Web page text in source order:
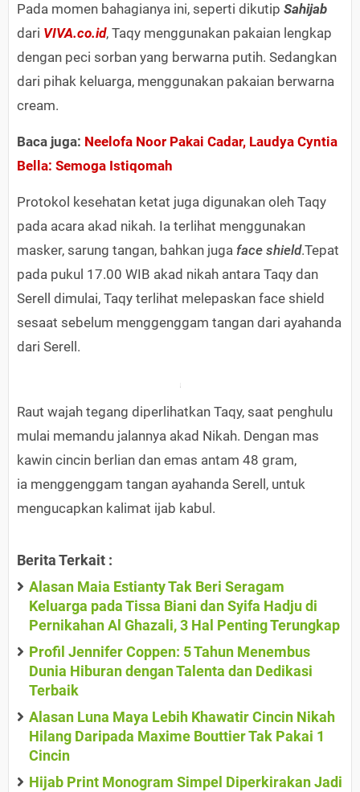
Pada momen bahagianya ini, seperti dikutip Sahijab
dari VIVA.co.id, Taqy menggunakan pakaian lengkap
dengan peci sorban yang berwarna putih. Sedangkan
dari pihak keluarga, menggunakan pakaian berwarna
cream.
Baca juga: Neelofa Noor Pakai Cadar, Laudya Cyntia
Bella: Semoga Istiqomah
Protokol kesehatan ketat juga digunakan oleh Taqy
pada acara akad nikah. Ia terlihat menggunakan
masker, sarung tangan, bahkan juga face shield.Tepat
pada pukul 17.00 WIB akad nikah antara Taqy dan
Serell dimulai, Taqy terlihat melepaskan face shield
sesaat sebelum menggenggam tangan dari ayahanda
dari Serell.
Raut wajah tegang diperlihatkan Taqy, saat penghulu
mulai memandu jalannya akad Nikah. Dengan mas
kawin cincin berlian dan emas antam 48 gram,
ia menggenggam tangan ayahanda Serell, untuk
mengucapkan kalimat ijab kabul.
Berita Terkait :
Alasan Maia Estianty Tak Beri Seragam
Keluarga pada Tissa Biani dan Syifa Hadju di
Pernikahan Al Ghazali, 3 Hal Penting Terungkap
Profil Jennifer Coppen: 5 Tahun Menembus
Dunia Hiburan dengan Talenta dan Dedikasi
Terbaik
Alasan Luna Maya Lebih Khawatir Cincin Nikah
Hilang Daripada Maxime Bouttier Tak Pakai 1
Cincin
Hijab Print Monogram Simpel Diperkirakan Jadi